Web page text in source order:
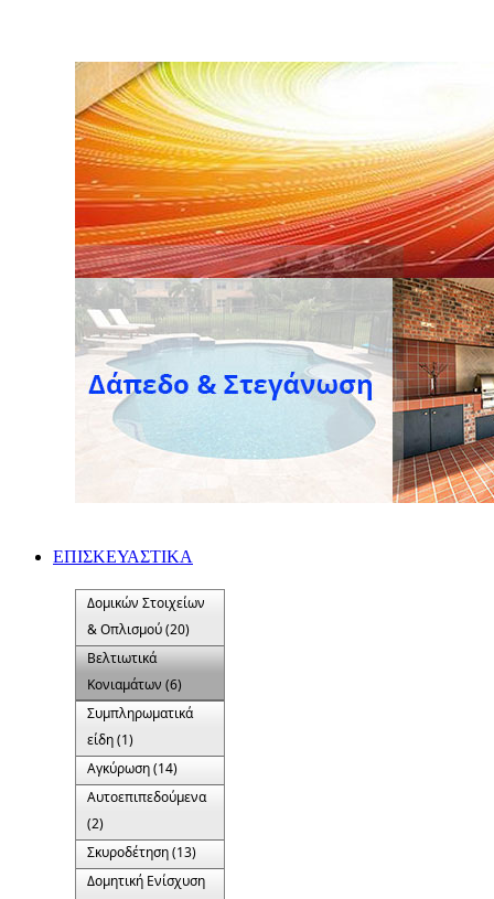
ΕΠΙΣΚΕΥΑΣΤΙΚΑ
Δομικών Στοιχείων
& Οπλισμού (20)
Βελτιωτικά
Κονιαμάτων (6)
Συμπληρωματικά
είδη (1)
Αγκύρωση (14)
Αυτοεπιπεδούμενα
(2)
Σκυροδέτηση (13)
Δομητική Ενίσχυση